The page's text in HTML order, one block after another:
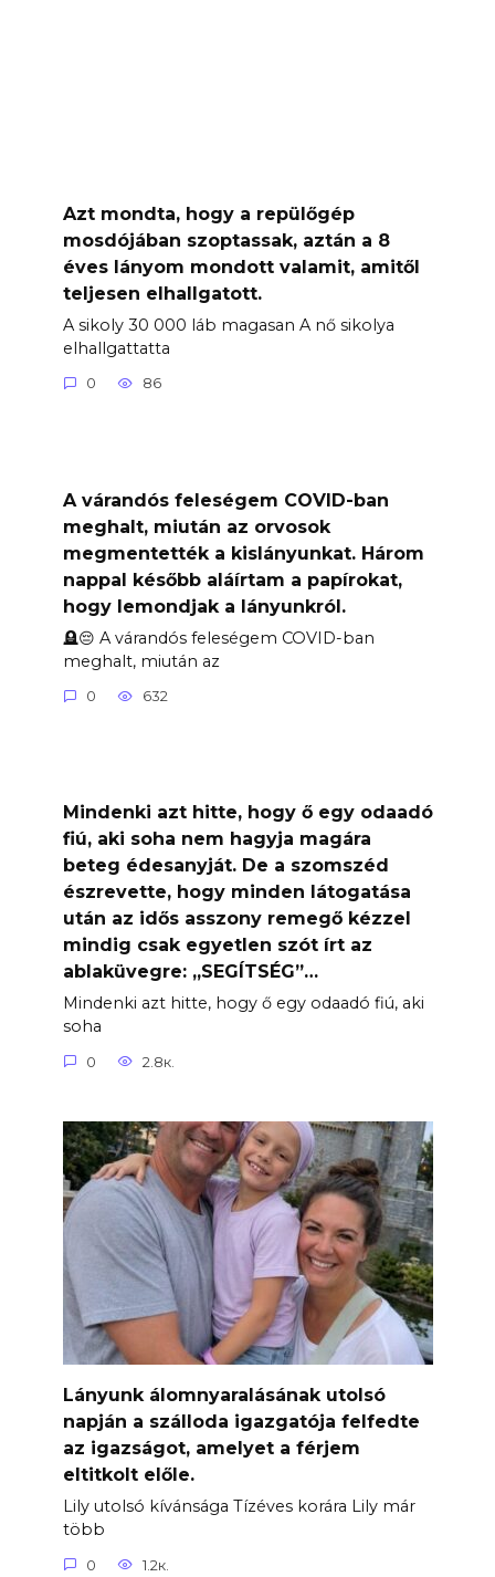
Azt mondta, hogy a repülőgép
mosdójában szoptassak, aztán a 8
éves lányom mondott valamit, amitől
teljesen elhallgatott.
A sikoly 30 000 láb magasan A nő sikolya
elhallgattatta
0 86
A várandós feleségem COVID-ban
meghalt, miután az orvosok
megmentették a kislányunkat. Három
nappal később aláírtam a papírokat,
hogy lemondjak a lányunkról.
🪦😔 A várandós feleségem COVID-ban
meghalt, miután az
0 632
Mindenki azt hitte, hogy ő egy odaadó
fiú, aki soha nem hagyja magára
beteg édesanyját. De a szomszéd
észrevette, hogy minden látogatása
után az idős asszony remegő kézzel
mindig csak egyetlen szót írt az
ablaküvegre: „SEGÍTSÉG”…
Mindenki azt hitte, hogy ő egy odaadó fiú, aki
soha
0 2.8к.
Lányunk álomnyaralásának utolsó
napján a szálloda igazgatója felfedte
az igazságot, amelyet a férjem
eltitkolt előle.
Lily utolsó kívánsága Tízéves korára Lily már
több
0 1.2к.